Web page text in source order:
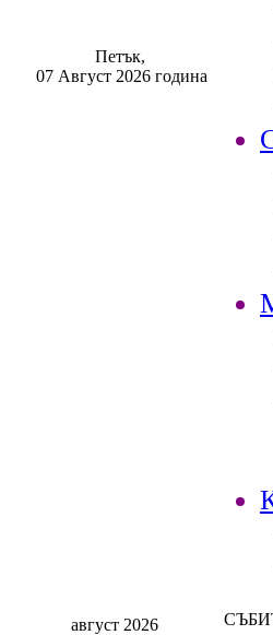
Петък,
07 Август 2026 година
август 2026